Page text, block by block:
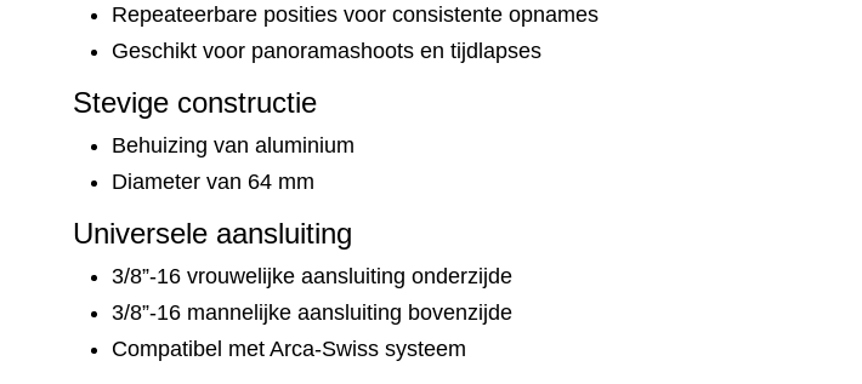
Repeateerbare posities voor consistente opnames
Geschikt voor panoramashoots en tijdlapses
Stevige constructie
Behuizing van aluminium
Diameter van 64 mm
Universele aansluiting
3/8”-16 vrouwelijke aansluiting onderzijde
3/8”-16 mannelijke aansluiting bovenzijde
Compatibel met Arca-Swiss systeem